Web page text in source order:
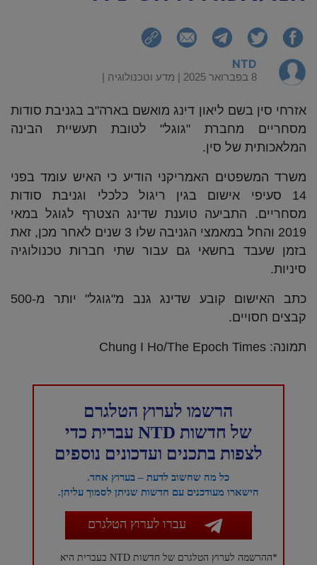
NTD
8 בפברואר 2025 | | מדע וטכנולוגיה
אזרחי סין בשם ליאון דינג מואשם בארה"ב בגניבת סודות
מסחריים מחברת "גוגל" לטובת תעשיית הבינה
המלאכותית של סין.
משרד המשפטים האמריקני הודיע כי האיש עומד בפני
14 סעיפי אישום בגין ריגול כלכלי וגניבת סודות
מסחריים. התביעה טוענת שדינג הצטרף לגוגל במאי
2019 והחל במאמצי הגניבה שלו 3 שנים לאחר מכן, זאת
בזמן שעבד בחשאי גם עבור שתי חברות טכנולוגיה
סיניות.
כתב האישום קובע שדינג גנב מ"גוגל" יותר מ-500
קבצים חסויים.
תמונה: Chung I Ho/The Epoch Times
הרשמו לערוץ הטלגרם
של חדשות NTD עברית כדי
לצפות בתכנים ועדכונים נוספים
כל מה שחשוב לדעת – בערוץ אחד.
הישארו מעודכנים עם חדשות שניתן לסמוך עליהן.
עברו לערוץ הטלגרם
*ההרשמה לערוץ הטלגרם של חדשות NTD בעברית היא